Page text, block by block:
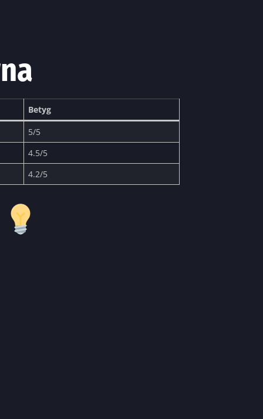
Betyg
5/5
4.5/5
4.2/5